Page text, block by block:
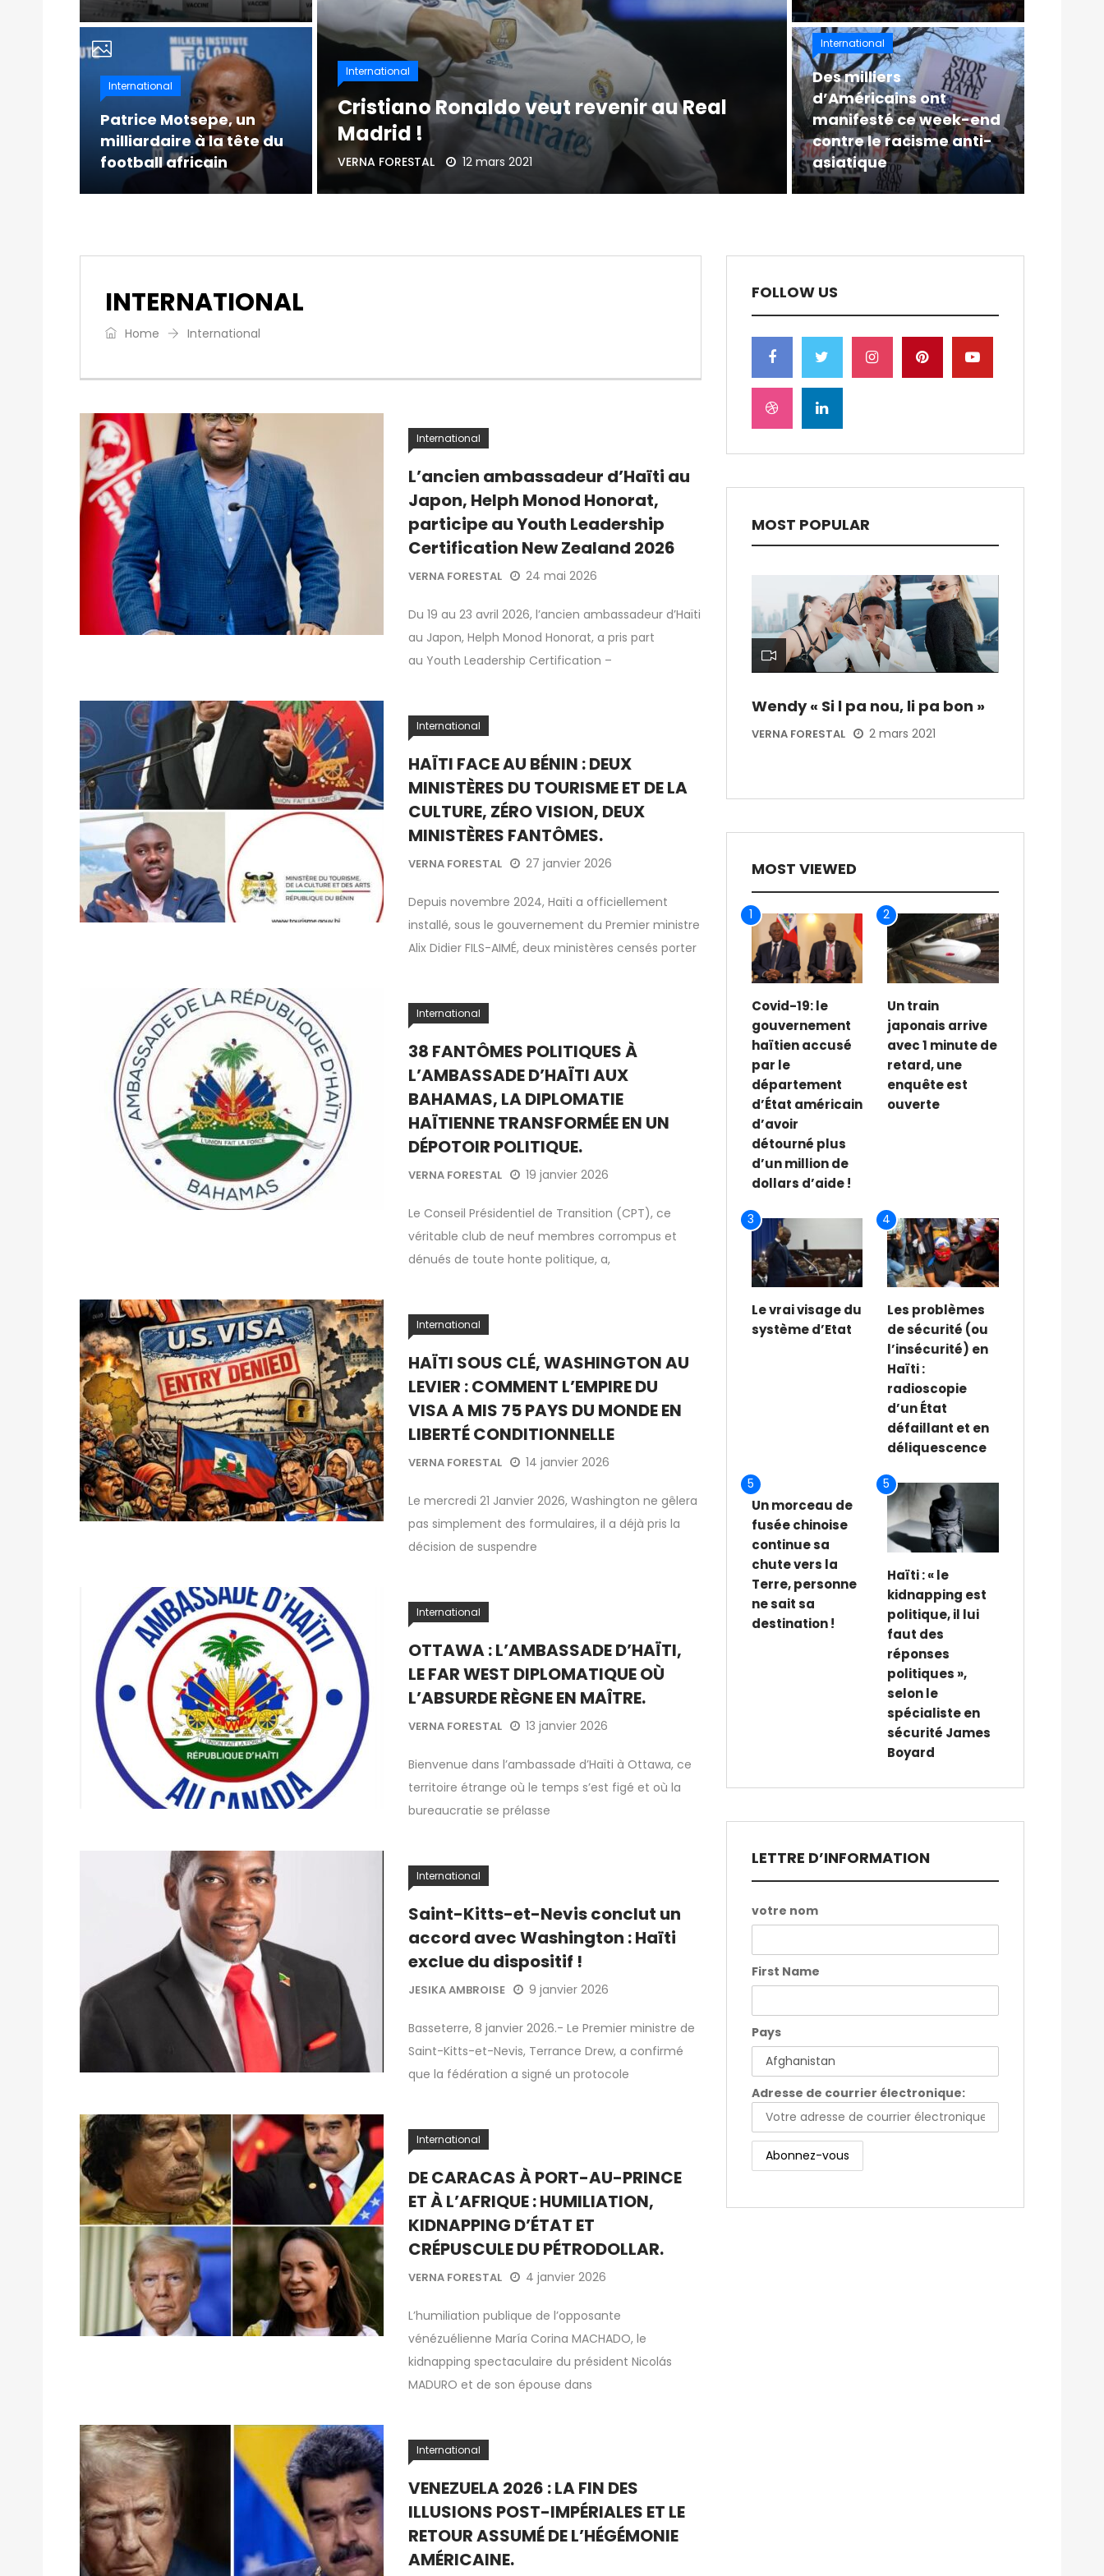
International
Patrice Motsepe, un
milliardaire à la tête du
football africain
International
Cristiano Ronaldo veut revenir au Real
Madrid !
VERNA FORESTAL 12 mars 2021
International
Des milliers
d’Américains ont
manifesté ce week-end
contre le racisme anti-
asiatique
INTERNATIONAL
Home International
International
L’ancien ambassadeur d’Haïti au
Japon, Helph Monod Honorat,
participe au Youth Leadership
Certification New Zealand 2026
VERNA FORESTAL 24 mai 2026
Du 19 au 23 avril 2026, l’ancien ambassadeur d’Haïti
au Japon, Helph Monod Honorat, a pris part
au Youth Leadership Certification –
International
HAÏTI FACE AU BÉNIN : DEUX
MINISTÈRES DU TOURISME ET DE LA
CULTURE, ZÉRO VISION, DEUX
MINISTÈRES FANTÔMES.
VERNA FORESTAL 27 janvier 2026
Depuis novembre 2024, Haïti a officiellement
installé, sous le gouvernement du Premier ministre
Alix Didier FILS-AIMÉ, deux ministères censés porter
International
38 FANTÔMES POLITIQUES À
L’AMBASSADE D’HAÏTI AUX
BAHAMAS, LA DIPLOMATIE
HAÏTIENNE TRANSFORMÉE EN UN
DÉPOTOIR POLITIQUE.
VERNA FORESTAL 19 janvier 2026
Le Conseil Présidentiel de Transition (CPT), ce
véritable club de neuf membres corrompus et
dénués de toute honte politique, a,
International
HAÏTI SOUS CLÉ, WASHINGTON AU
LEVIER : COMMENT L’EMPIRE DU
VISA A MIS 75 PAYS DU MONDE EN
LIBERTÉ CONDITIONNELLE
VERNA FORESTAL 14 janvier 2026
Le mercredi 21 Janvier 2026, Washington ne gêlera
pas simplement des formulaires, il a déjà pris la
décision de suspendre
International
OTTAWA : L’AMBASSADE D’HAÏTI,
LE FAR WEST DIPLOMATIQUE OÙ
L’ABSURDE RÈGNE EN MAÎTRE.
VERNA FORESTAL 13 janvier 2026
Bienvenue dans l’ambassade d’Haïti à Ottawa, ce
territoire étrange où le temps s’est figé et où la
bureaucratie se prélasse
International
Saint-Kitts-et-Nevis conclut un
accord avec Washington : Haïti
exclue du dispositif !
JESIKA AMBROISE 9 janvier 2026
Basseterre, 8 janvier 2026.- Le Premier ministre de
Saint-Kitts-et-Nevis, Terrance Drew, a confirmé
que la fédération a signé un protocole
International
DE CARACAS À PORT-AU-PRINCE
ET À L’AFRIQUE : HUMILIATION,
KIDNAPPING D’ÉTAT ET
CRÉPUSCULE DU PÉTRODOLLAR.
VERNA FORESTAL 4 janvier 2026
L’humiliation publique de l’opposante
vénézuélienne María Corina MACHADO, le
kidnapping spectaculaire du président Nicolás
MADURO et de son épouse dans
International
VENEZUELA 2026 : LA FIN DES
ILLUSIONS POST-IMPÉRIALES ET LE
RETOUR ASSUMÉ DE L’HÉGÉMONIE
AMÉRICAINE.
FOLLOW US
MOST POPULAR
Wendy « Si l pa nou, li pa bon »
VERNA FORESTAL 2 mars 2021
MOST VIEWED
1
Covid-19: le
gouvernement
haïtien accusé
par le
département
d’État américain
d’avoir
détourné plus
d’un million de
dollars d’aide !
2
Un train
japonais arrive
avec 1 minute de
retard, une
enquête est
ouverte
3
Le vrai visage du
système d’Etat
4
Les problèmes
de sécurité (ou
l’insécurité) en
Haïti :
radioscopie
d’un État
défaillant et en
déliquescence
5
Un morceau de
fusée chinoise
continue sa
chute vers la
Terre, personne
ne sait sa
destination !
5
Haïti : « le
kidnapping est
politique, il lui
faut des
réponses
politiques »,
selon le
spécialiste en
sécurité James
Boyard
LETTRE D’INFORMATION
votre nom
First Name
Pays
Adresse de courrier électronique: